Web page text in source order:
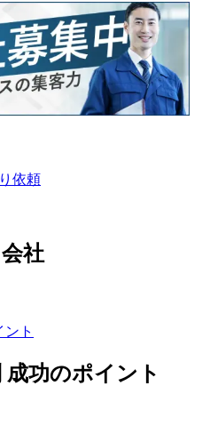
依頼
社
ト
成功のポイント